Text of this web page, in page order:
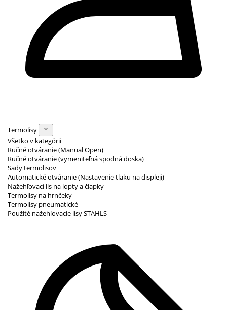
Termolisy
Všetko v kategórii
Ručné otváranie (Manual Open)
Ručné otváranie (vymeniteľná spodná doska)
Sady termolisov
Automatické otváranie (Nastavenie tlaku na displeji)
Nažehľovací lis na lopty a čiapky
Termolisy na hrnčeky
Termolisy pneumatické
Použité nažehľovacie lisy STAHLS